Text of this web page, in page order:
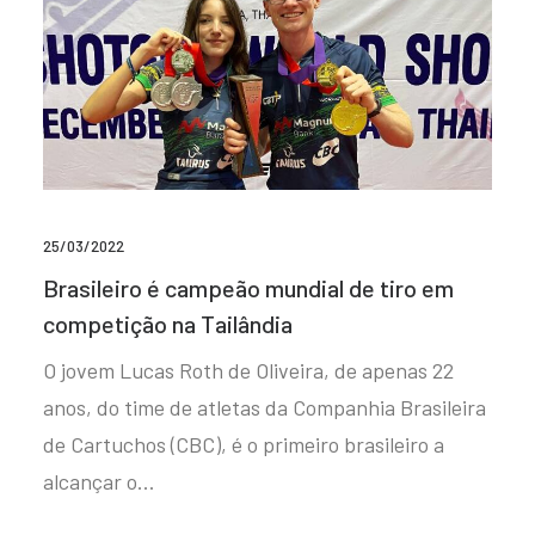
25/03/2022
Brasileiro é campeão mundial de tiro em
competição na Tailândia
O jovem Lucas Roth de Oliveira, de apenas 22
anos, do time de atletas da Companhia Brasileira
de Cartuchos (CBC), é o primeiro brasileiro a
alcançar o…